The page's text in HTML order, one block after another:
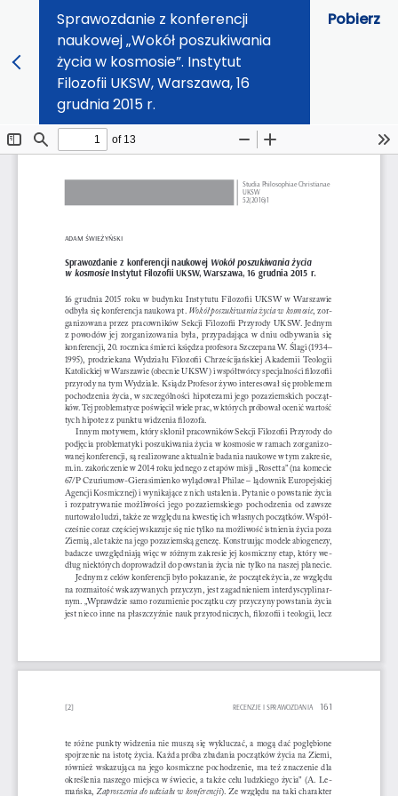
Sprawozdanie z konferencji
naukowej „Wokół poszukiwania
życia w kosmosie”. Instytut
Filozofii UKSW, Warszawa, 16
grudnia 2015 r.
Pobierz